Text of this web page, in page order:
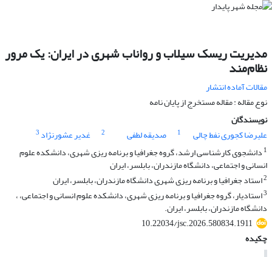
مدیریت ریسک سیلاب و رواناب شهری در ایران: یک مرور
نظام‌مند
مقالات آماده انتشار
نوع مقاله : مقاله مستخرج از پایان نامه
نویسندگان
علیرضا کجوری نفط چالی
1 صدیقه لطفی 2 غدیر عشورنژاد 3
1 دانشجوی کارشناسی ارشد، گروه جغرافیا و برنامه ریزی شهری، دانشکده علوم
انسانی و اجتماعی، دانشگاه مازندران، بابلسر، ایران
2استاد جغرافیا و برنامه ریزی شهری دانشگاه مازندران، بابلسر، ایران
3استادیار، گروه جغرافیا و برنامه ریزی شهری، دانشکده علوم انسانی و اجتماعی، ،
دانشگاه مازندران، بابلسر، ایران.
10.22034/jsc.2026.580834.1911
چکیده